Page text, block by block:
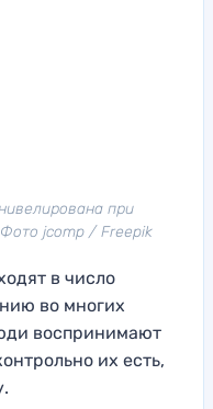
при
jcomp / Freepik
в число
во многих
воспринимают
их есть,